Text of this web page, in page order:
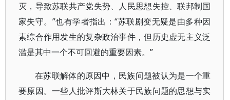
灭，导致苏联共产党失势、人民思想失控、联邦制国
家失守。”也有学者指出：“苏联剧变无疑是由多种因
素综合作用发生的复杂政治事件，但历史虚无主义泛
滥是其中一个不可回避的重要因素。”
在苏联解体的原因中，民族问题被认为是一个重
要原因。一些人批评斯大林关于民族问题的思想与实